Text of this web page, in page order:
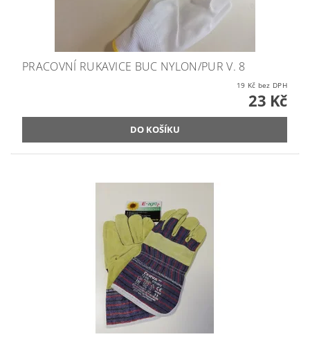
PRACOVNÍ RUKAVICE BUC NYLON/PUR V. 8
19 Kč bez DPH
23 Kč